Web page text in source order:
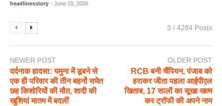
headlinesstory - June 18, 2026
3 / 4284 Posts
NEWER POST
दर्दनाक हादसा: यमुना में डूबने से
एक ही परिवार की तीन बहनों समेत
छह किशोरियों की मौत, शादी की
खुशियां मातम में बदलीं
OLDER POST
RCB बनी चैंपियन, पंजाब को
हराकर जीता पहला आईपीएल
खिताब, 17 सालों का सूखा खत्म
कर ट्रॉफी की अपने नाम